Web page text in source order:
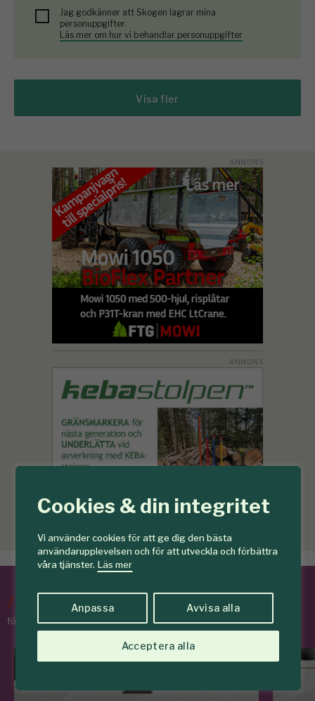
Cookies & din integritet
Vi använder cookies för att ge dig den bästa
användarupplevelsen och för att utveckla och förbättra
våra tjänster. Läs mer
Anpassa Avvisa alla
Acceptera alla
Jag godkänner att Skogen lagrar mina
personuppgifter.
Läs mer om hur vi behandlar personuppgifter
Visa fler
/Tips & Råd
för skogens medlemmar